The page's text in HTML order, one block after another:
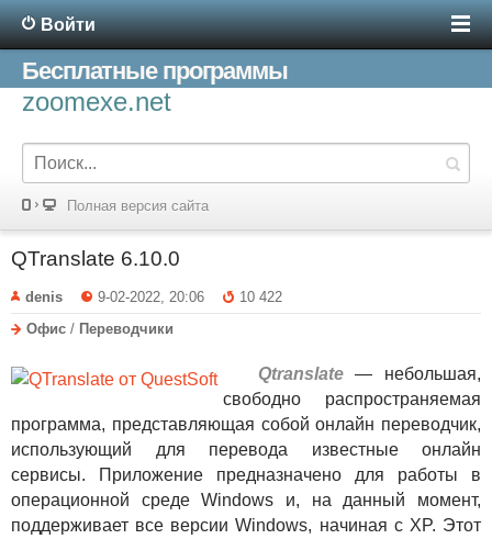
Войти
Бесплатные программы
zoomexe.net
Полная версия сайта
QTranslate 6.10.0
denis 9-02-2022, 20:06
10 422
Офис / Переводчики
Qtranslate— небольшая,
свободно распространяемая
программа, представляющая собой онлайн переводчик,
использующий для перевода известные онлайн
сервисы. Приложение предназначено для работы в
операционной среде Windows и, на данный момент,
поддерживает все версии Windows, начиная с XP. Этот